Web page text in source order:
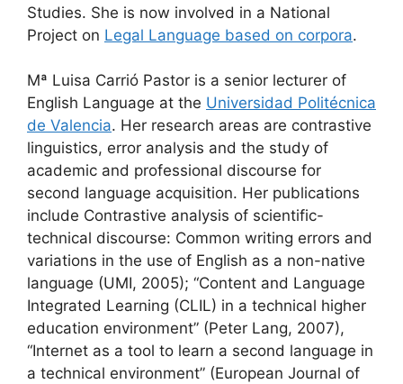
Studies. She is now involved in a National
Project on Legal Language based on corpora.
Mª Luisa Carrió Pastor is a senior lecturer of
English Language at the Universidad Politécnica
de Valencia. Her research areas are contrastive
linguistics, error analysis and the study of
academic and professional discourse for
second language acquisition. Her publications
include Contrastive analysis of scientific-
technical discourse: Common writing errors and
variations in the use of English as a non-native
language (UMI, 2005); “Content and Language
Integrated Learning (CLIL) in a technical higher
education environment” (Peter Lang, 2007),
“Internet as a tool to learn a second language in
a technical environment” (European Journal of